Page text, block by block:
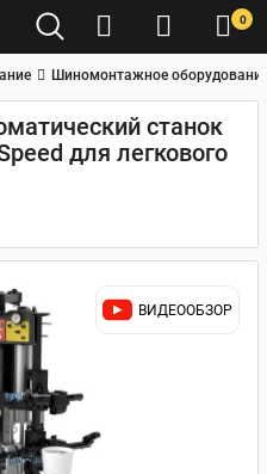
0
Шиномонтажное
станок
для легкового
ВИДЕООБЗОР